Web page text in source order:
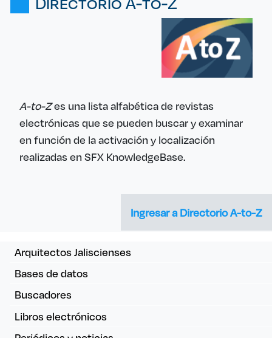
Navegación colecciones
Arquitectos Jaliscienses
Bases de datos
Buscadores
Libros electrónicos
A-to-Zes una lista alfabética de revistas
electrónicas que se pueden buscar y examinar
en función de la activación y localización
realizadas en SFX KnowledgeBase.
Ingresar a Directorio A-to-Z